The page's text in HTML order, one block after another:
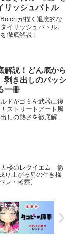
リッシュバトル
が描く退廃的な
イリッシュバトル。
徹底解説！
解説！どん底から
剥き出しのパッシ
一冊
ドがゴミを武器に復
ストリートアート風
しの熱さを徹底解
楼のレクイエム―徹
り上がる男の生き様
レ・考察】